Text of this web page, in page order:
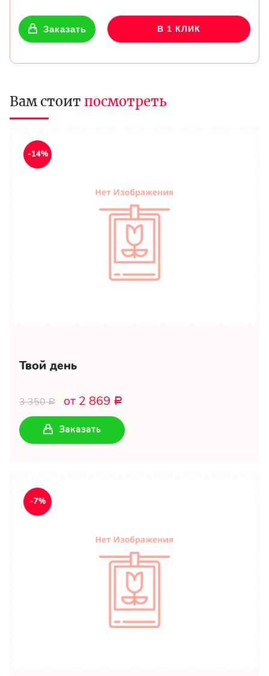
Заказать В 1 КЛИК
Вам стоит посмотреть
-14%
Твой день
3 350Р от 2 869 Р
Заказать
-7%